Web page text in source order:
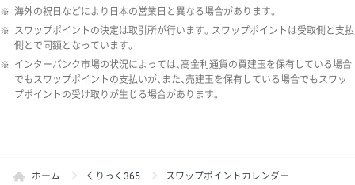
※ 海外の祝日などにより日本の営業日と異なる場合があります。
※ スワップポイントの決定は取引所が行います。スワップポイントは受取側と支払
側とで同額となっています。
※ インターバンク市場の状況によっては、高金利通貨の買建玉を保有している場合
でもスワップポイントの支払いが、また、売建玉を保有している場合でもスワッ
プポイントの受け取りが生じる場合があります。
ホーム くりっく365 スワップポイントカレンダー